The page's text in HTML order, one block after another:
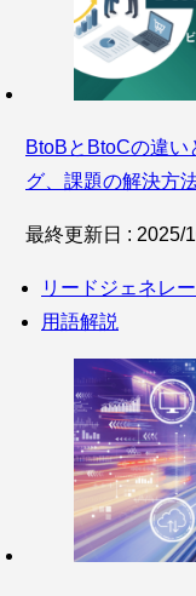
BtoBとBtoCの違
グ、課題の解決方
最終更新日 : 2025/
リードジェネレ
用語解説